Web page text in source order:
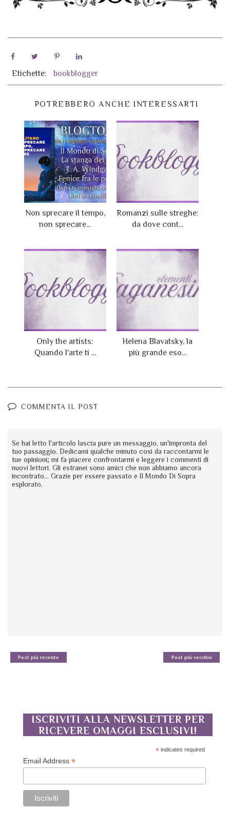
Etichette:bookblogger
POTREBBERO ANCHE INTERESSARTI
Non sprecare il tempo,
non sprecare...
Romanzi sulle streghe:
da dove cont...
Only the artists:
Quando l'arte ti ...
Helena Blavatsky, la
più grande eso...
COMMENTA IL POST
Se hai letto l'articolo lascia pure un messaggio, un'impronta del
tuo passaggio. Dedicami qualche minuto così da raccontarmi le
tue opinioni; mi fa piacere confrontarmi e leggere i commenti di
nuovi lettori. Gli estranei sono amici che non abbiamo ancora
incontrato... Grazie per essere passato e Il Mondo Di Sopra
esplorato.
Post più recente Post più vecchio
ISCRIVITI ALLA NEWSLETTER PER
RICEVERE OMAGGI ESCLUSIVI!
* indicates required
Email Address*